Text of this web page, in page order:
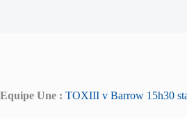
Equipe Une : TOXIII v Barrow 15h30